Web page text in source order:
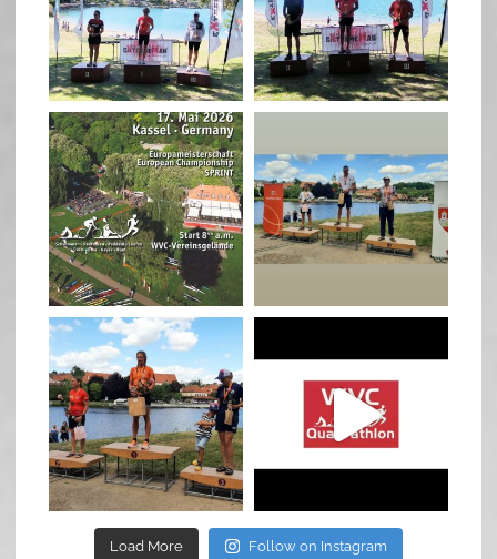
May 3 May 3
quadrathlon
Jan 27
quadrathlon
Jul 6
Load More Follow on Instagram